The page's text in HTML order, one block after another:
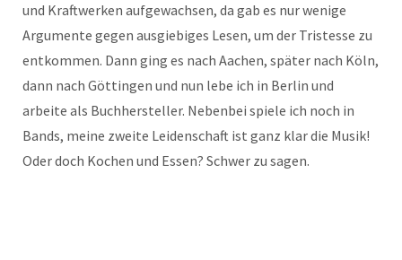
und Kraftwerken aufgewachsen, da gab es nur wenige
Argumente gegen ausgiebiges Lesen, um der Tristesse zu
entkommen. Dann ging es nach Aachen, später nach Köln,
dann nach Göttingen und nun lebe ich in Berlin und
arbeite als Buchhersteller. Nebenbei spiele ich noch in
Bands, meine zweite Leidenschaft ist ganz klar die Musik!
Oder doch Kochen und Essen? Schwer zu sagen.